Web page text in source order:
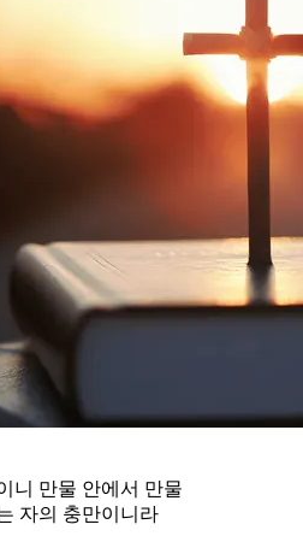
니 만물 안에서 만물
자의 충만이니라